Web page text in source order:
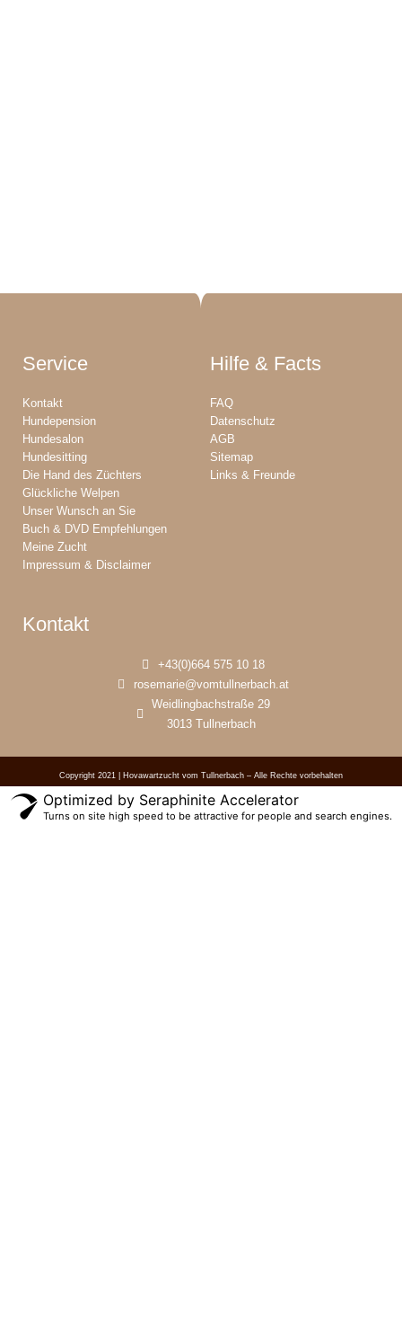
Service
Kontakt
Hundepension
Hundesalon
Hundesitting
Die Hand des Züchters
Glückliche Welpen
Unser Wunsch an Sie
Buch & DVD Empfehlungen
Meine Zucht
Impressum & Disclaimer
Hilfe & Facts
FAQ
Datenschutz
AGB
Sitemap
Links & Freunde
Kontakt
+43(0)664 575 10 18
rosemarie@vomtullnerbach.at
Weidlingbachstraße 29
3013 Tullnerbach
Copyright 2021 | Hovawartzucht vom Tullnerbach – Alle Rechte vorbehalten
Optimized by Seraphinite Accelerator
Turns on site high speed to be attractive for people and search engines.